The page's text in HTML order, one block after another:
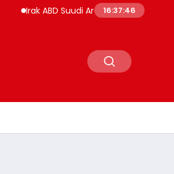
Irak ABD Suudi Arabistan Saldırılarını
16:37:47